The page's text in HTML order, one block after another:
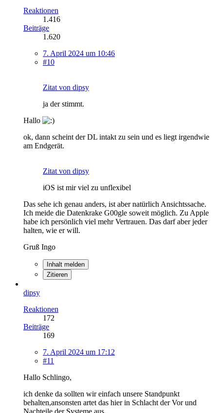
Reaktionen
1.416
Beiträge
1.620
7. April 2024 um 10:46
#10
Zitat von dipsy
ja der stimmt.
Hallo
ok, dann scheint der DL intakt zu sein und es liegt irgendwie
am Endgerät.
Zitat von dipsy
iOS ist mir viel zu unflexibel
Das sehe ich genau anders, ist aber natürlich Ansichtssache.
Ich meide die Datenkrake G00gle soweit möglich. Zu Apple
habe ich persönlich viel mehr Vertrauen. Das darf aber jeder
halten, wie er will.
Gruß Ingo
Inhalt melden
Zitieren
dipsy
Reaktionen
172
Beiträge
169
7. April 2024 um 17:12
#11
Hallo Schlingo,
ich denke da sollten wir einfach unsere Standpunkt
behalten,ansonsten artet das hier in Schlacht der Vor und
Nachteile der Systeme aus.